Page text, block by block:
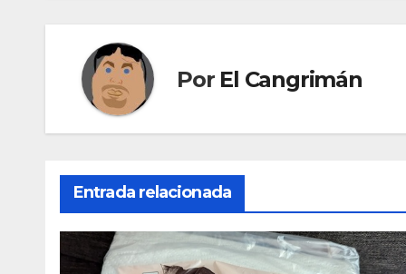
Por El Cangrimán
Entrada relacionada